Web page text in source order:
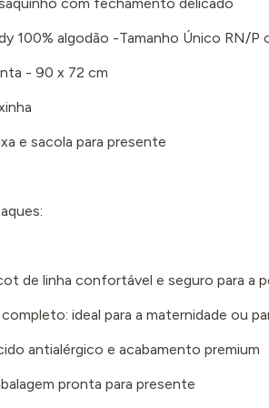
100% algodão -Tamanho Único RN/
- 90 x 72 cm
e sacola para presente
de linha confortável e seguro para a
ideal para a maternidade ou
antialérgico e acabamento premium
pronta para presente